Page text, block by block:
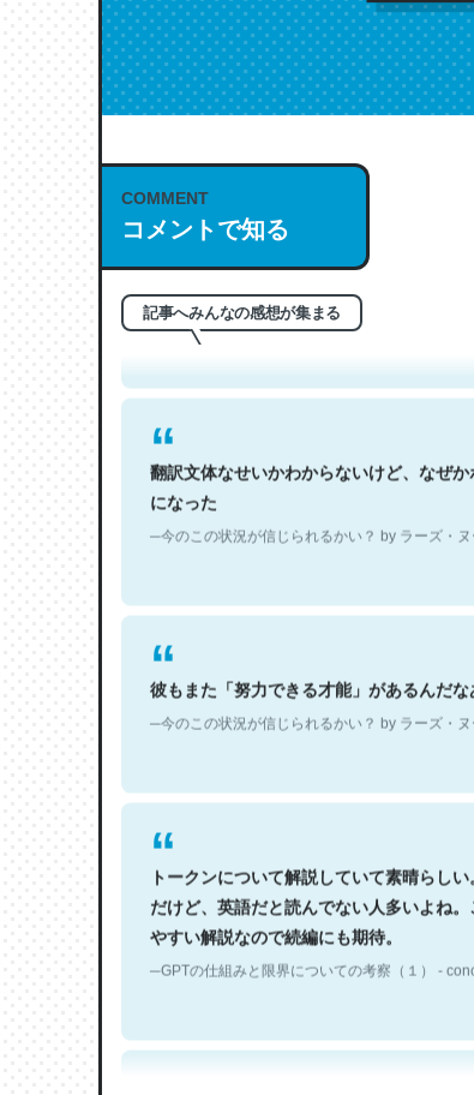
COMMENT
コメントで知る
記事へみんなの感想が集まる
これは名文。彼はとてもクレバーなんだ
もお勧め。自分はこの流れ好き。Let’s
─今のこの状況が信じられるかい？ by ラーズ・ヌ
翻訳文体なせいかわからないけど、なぜ
になった
─今のこの状況が信じられるかい？ by ラーズ・ヌ
彼もまた「努力できる才能」があるんだな
─今のこの状況が信じられるかい？ by ラーズ・ヌ
トークンについて解説していて素晴らし
だけど、英語だと読んでない人多いよね
やすい解説なので続編にも期待。
─GPTの仕組みと限界についての考察（１） -